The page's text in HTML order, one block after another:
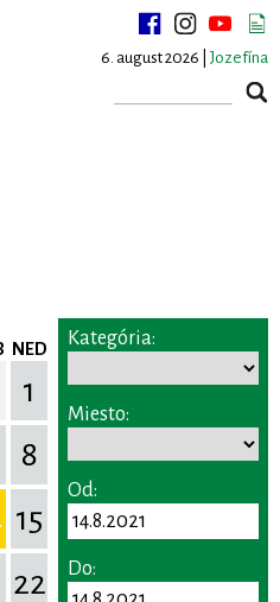
6. august 2026 | Jozefína
NED
1
8
15
22
Kategória:
Miesto:
Od:
Do: